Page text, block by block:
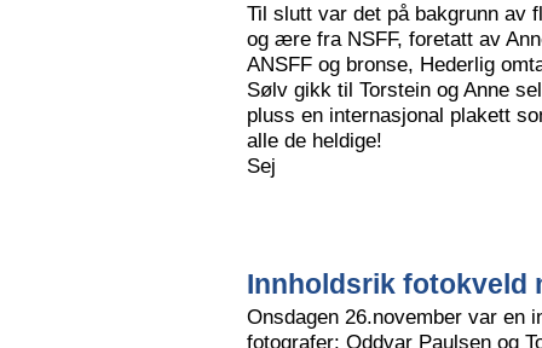
Til slutt var det på bakgrunn av
og ære fra NSFF, foretatt av
ANSFF og bronse, Hederlig
Sølv gikk til Torstein og Anne
pluss en internasjonal plakett
alle de heldige!
Sej
Innholdsrik fotokveld
Onsdagen 26.november var en
fotografer; Oddvar Paulsen og